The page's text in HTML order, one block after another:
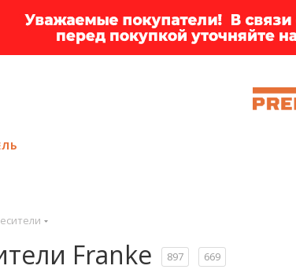
Franke 897 669